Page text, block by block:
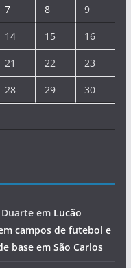
7 8 9
14 15 16
21 22 23
28 29 30
em Lucão
campos de futebol e
base em São Carlos